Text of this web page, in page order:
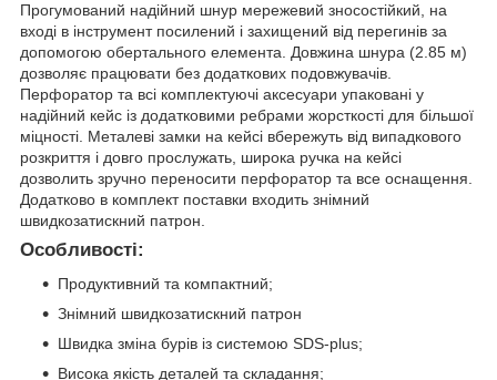
Прогумований надійний шнур мережевий зносостійкий, на
вході в інструмент посилений і захищений від перегинів за
допомогою обертального елемента. Довжина шнура (2.85 м)
дозволяє працювати без додаткових подовжувачів.
Перфоратор та всі комплектуючі аксесуари упаковані у
надійний кейс із додатковими ребрами жорсткості для більшої
міцності. Металеві замки на кейсі вбережуть від випадкового
розкриття і довго прослужать, широка ручка на кейсі
дозволить зручно переносити перфоратор та все оснащення.
Додатково в комплект поставки входить знімний
швидкозатискний патрон.
Особливості:
Продуктивний та компактний;
Знімний швидкозатискний патрон
Швидка зміна бурів із системою SDS-plus;
Висока якість деталей та складання;